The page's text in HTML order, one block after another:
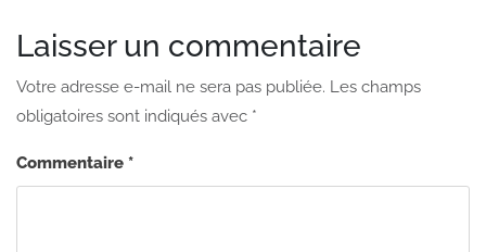
Laisser un commentaire
Votre adresse e-mail ne sera pas publiée. Les champs
obligatoires sont indiqués avec *
Commentaire *